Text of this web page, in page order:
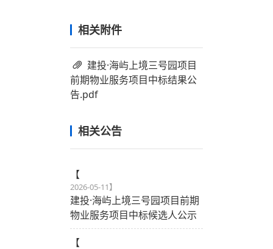
相关附件
建投·海屿上境三号园项目
前期物业服务项目中标结果公
告.pdf
相关公告
【
2026-05-11】
建投·海屿上境三号园项目前期
物业服务项目中标候选人公示
【